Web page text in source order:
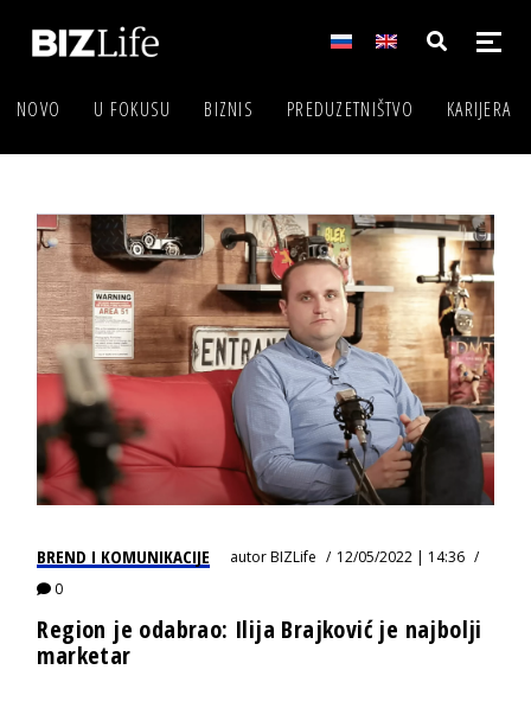
NOVO U FOKUSU BIZNIS PREDUZETNIŠTVO KARIJERA
BREND I KOMUNIKACIJE autorBIZLife
12/05/2022 | 14:36
0
Region je odabrao: Ilija Brajković je najbolji
marketar